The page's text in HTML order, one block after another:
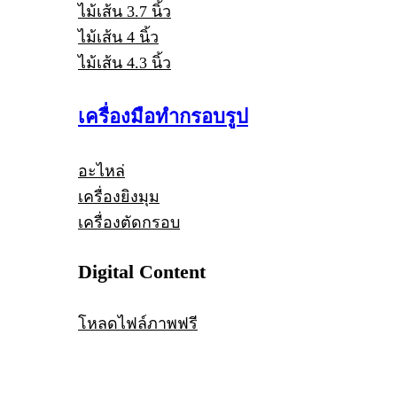
ไม้เส้น 3.7 นิ้ว
ไม้เส้น 4 นิ้ว
ไม้เส้น 4.3 นิ้ว
เครื่องมือทำกรอบรูป
อะไหล่
เครื่องยิงมุม
เครื่องตัดกรอบ
Digital Content
โหลดไฟล์ภาพฟรี